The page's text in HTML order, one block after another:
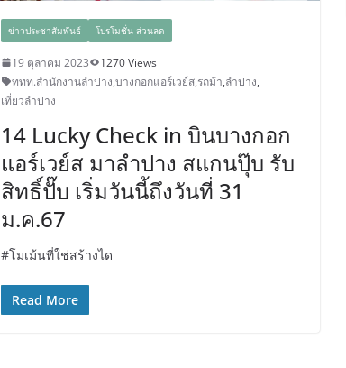
ข่าวประชาสัมพันธ์ โปรโมชั่น-ส่วนลด
19 ตุลาคม 2023
1270 Views
ททท.สำนักงานลำปาง,บางกอกแอร์เวย์ส,รถม้า,ลำปาง,
เที่ยวลำปาง
14 Lucky Check in บินบางกอก
แอร์เวย์ส มาลำปาง สแกนปุ๊บ รับ
สิทธิ์ปั๊บ เริ่มวันนี้ถึงวันที่ 31
ม.ค.67
#โมเม้นที่ใช่สร้างได
Read More